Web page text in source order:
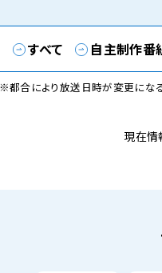
すべて 自主制作番
都合により放送日時が変更にな
現在情